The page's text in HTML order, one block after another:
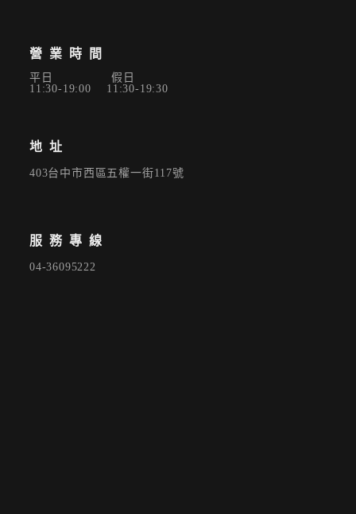
營業時間
平日 假日
11:30-19:00 11:30-19:30
地址
403台中市西區五權一街117號
服務專線
04-36095222